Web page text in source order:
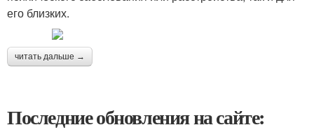
его близких.
читать дальше →
Последние обновления на сайте: